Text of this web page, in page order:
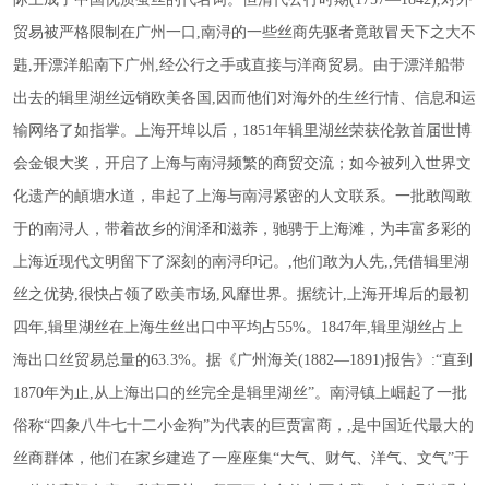
贸易被严格限制在广州一口,南浔的一些丝商先驱者竟敢冒天下之大不
韪,开漂洋船南下广州,经公行之手或直接与洋商贸易。由于漂洋船带
出去的辑里湖丝远销欧美各国,因而他们对海外的生丝行情、信息和运
输网络了如指掌。上海开埠以后，1851年辑里湖丝荣获伦敦首届世博
会金银大奖，开启了上海与南浔频繁的商贸交流；如今被列入世界文
化遗产的頔塘水道，串起了上海与南浔紧密的人文联系。一批敢闯敢
于的南浔人，带着故乡的润泽和滋养，驰骋于上海滩，为丰富多彩的
上海近现代文明留下了深刻的南浔印记。,他们敢为人先,,凭借辑里湖
丝之优势,很快占领了欧美市场,风靡世界。据统计,上海开埠后的最初
四年,辑里湖丝在上海生丝出口中平均占55%。1847年,辑里湖丝占上
海出口丝贸易总量的63.3%。据《广州海关(1882—1891)报告》:“直到
1870年为止,从上海出口的丝完全是辑里湖丝”。南浔镇上崛起了一批
俗称“四象八牛七十二小金狗”为代表的巨贾富商，,是中国近代最大的
丝商群体，他们在家乡建造了一座座集“大气、财气、洋气、文气”于